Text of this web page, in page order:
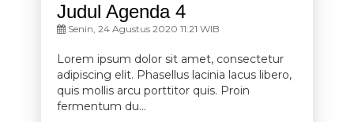
Judul Agenda 4
Senin, 24 Agustus 2020 11:21 WIB
Lorem ipsum dolor sit amet, consectetur
adipiscing elit. Phasellus lacinia lacus libero,
quis mollis arcu porttitor quis. Proin
fermentum du...